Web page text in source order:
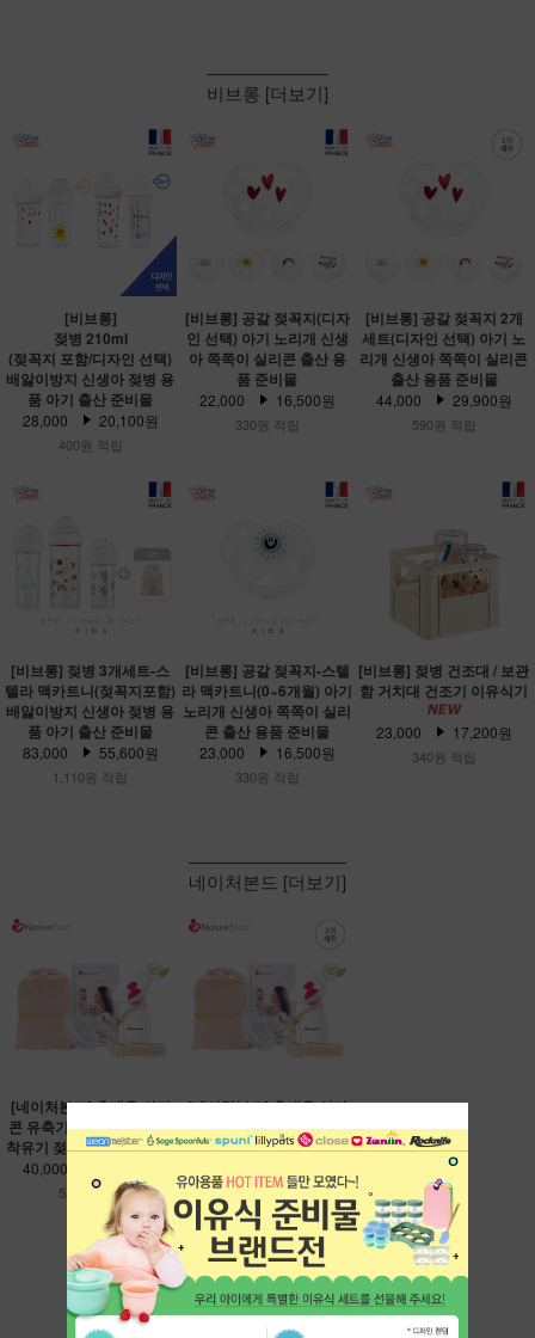
비브롱 [더보기]
[비브롱]
젖병 210ml
(젖꼭지 포함/디자인 선택)
배앓이방지 신생아 젖병 용
품 아기 출산 준비물
28,000 20,100원
400원 적립
[비브롱] 공갈 젖꼭지(디자
인 선택) 아기 노리개 신생
아 쪽쪽이 실리콘 출산 용
품 준비물
22,000 16,500원
330원 적립
[비브롱] 공갈 젖꼭지 2개
세트(디자인 선택) 아기 노
리개 신생아 쪽쪽이 실리콘
출산 용품 준비물
44,000 29,900원
590원 적립
[비브롱] 젖병 3개세트-스
텔라 맥카트니(젖꼭지포함)
배앓이방지 신생아 젖병 용
품 아기 출산 준비물
83,000 55,600원
1,110원 적립
[비브롱] 공갈 젖꼭지-스텔
라 맥카트니(0~6개월) 아기
노리개 신생아 쪽쪽이 실리
콘 출산 용품 준비물
23,000 16,500원
330원 적립
[비브롱] 젖병 건조대 / 보관
함 거치대 건조기 이유식기
23,000 17,200원
340원 적립
네이처본드 [더보기]
[네이처본드] 휴대용 실리
콘 유축기 / 수동 모유 수유
착유기 젖몸살 출산 준비물
40,000
530원 적립
[네이처본드] 휴대용 실리
콘 유축기 2개 세트 / 수동
모유 수유 착유기 젖몸살
80,000 52,000원
1,040원 적립
세이지스푼풀 [더보기]